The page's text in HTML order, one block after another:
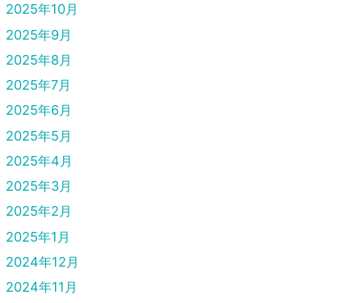
2025年10月
2025年9月
2025年8月
2025年7月
2025年6月
2025年5月
2025年4月
2025年3月
2025年2月
2025年1月
2024年12月
2024年11月